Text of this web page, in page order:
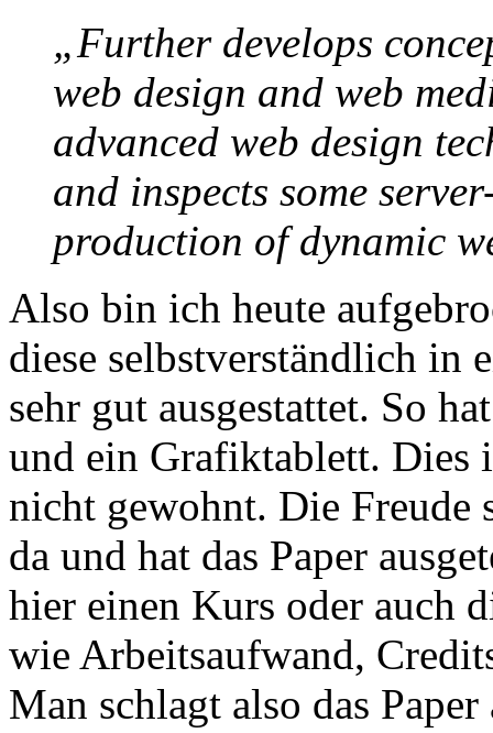
„Further develops
web design and web
advanced web design
and inspects some
production of dynamic
Also bin ich heute
diese selbstverständlich in
sehr gut ausgestattet. So
und ein Grafiktablett. Dies
nicht gewohnt. Die Freude
da und hat das Paper
hier einen Kurs oder auch
wie Arbeitsaufwand,
Man schlagt also das